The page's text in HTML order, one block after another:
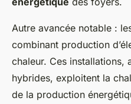
Autre avancée notable :
combinant production
chaleur. Ces installations,
hybrides, exploitent la
de la production